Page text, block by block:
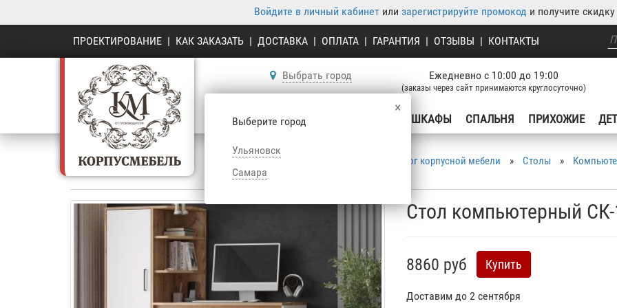
Войдите в личный кабинетили зарегистрируйте промокод и получите
ПРОЕКТИРОВАНИЕ | КАК ЗАКАЗАТЬ | ДОСТАВКА | ОПЛАТА | ГАРАНТИЯ | ОТЗЫВЫ | КОНТАКТЫ
Выбрать город
×
Выберите город
Ульяновск
Самара
Ежедневно с 10:00 до 19:00
(заказы через сайт принимаются круглосуточно)
КУХНЯ ШКАФЫ СПАЛЬНЯ ПРИХОЖИЕ
Каталог корпусной мебели » Столы »
Стол компьютерный
8860 руб Купить
Доставим до 2 сентября